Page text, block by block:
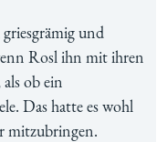
und
Rosl ihn mit ihren
ob ein
Das hatte es wohl
mitzubringen.